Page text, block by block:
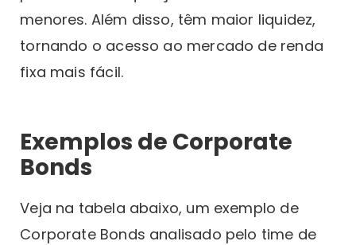
menores. Além disso, têm maior liquidez,
tornando o acesso ao mercado de renda
fixa mais fácil.
Exemplos de Corporate
Bonds
Veja na tabela abaixo, um exemplo de
Corporate Bonds analisado pelo time de